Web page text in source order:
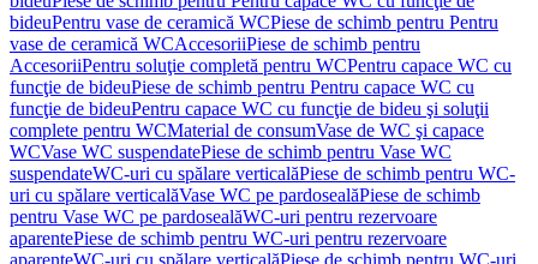
bideuPentru vase de ceramică WCPiese de schimb pentru Pentru
vase de ceramică WCAccesoriiPiese de schimb pentru
AccesoriiPentru soluţie completă pentru WCPentru capace WC cu
funcţie de bideuPiese de schimb pentru Pentru capace WC cu
funcţie de bideuPentru capace WC cu funcţie de bideu şi soluţii
complete pentru WCMaterial de consumVase de WC şi capace
WCVase WC suspendatePiese de schimb pentru Vase WC
suspendateWC-uri cu spălare verticalăPiese de schimb pentru WC-
uri cu spălare verticalăVase WC pe pardosealăPiese de schimb
pentru Vase WC pe pardosealăWC-uri pentru rezervoare
aparentePiese de schimb pentru WC-uri pentru rezervoare
aparenteWC-uri cu spălare verticalăPiese de schimb pentru WC-uri